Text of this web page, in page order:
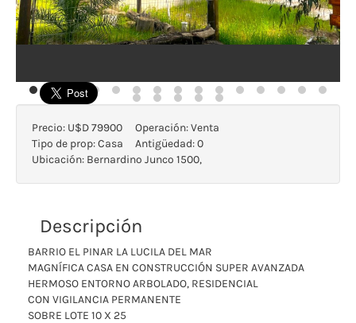
Precio: U$D 79900
Tipo de prop:Casa
Operación:Venta
Antigüedad:0
Ubicación: Bernardino Junco 1500,
Descripción
BARRIO EL PINAR LA LUCILA DEL MAR
MAGNÍFICA CASA EN CONSTRUCCIÓN SUPER AVANZADA
HERMOSO ENTORNO ARBOLADO, RESIDENCIAL
CON VIGILANCIA PERMANENTE
SOBRE LOTE 10 X 25